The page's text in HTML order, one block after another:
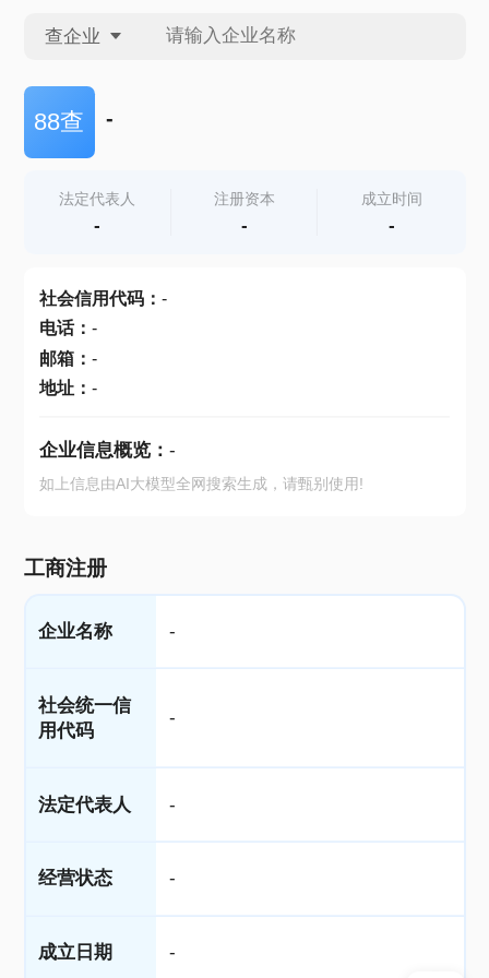
查企业
查企业
查产地
88查 -
法定代表人
-
注册资本
-
成立时间
-
社会信用代码： -
电话： -
邮箱： -
地址： -
企业信息概览： -
如上信息由AI大模型全网搜索生成，请甄别使用!
工商注册
企业名称 -
社会统一信
用代码
-
法定代表人 -
经营状态 -
成立日期 -